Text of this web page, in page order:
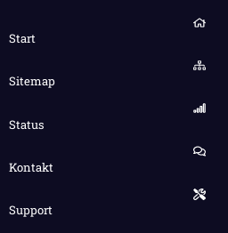
Start
Sitemap
Status
Kontakt
Support